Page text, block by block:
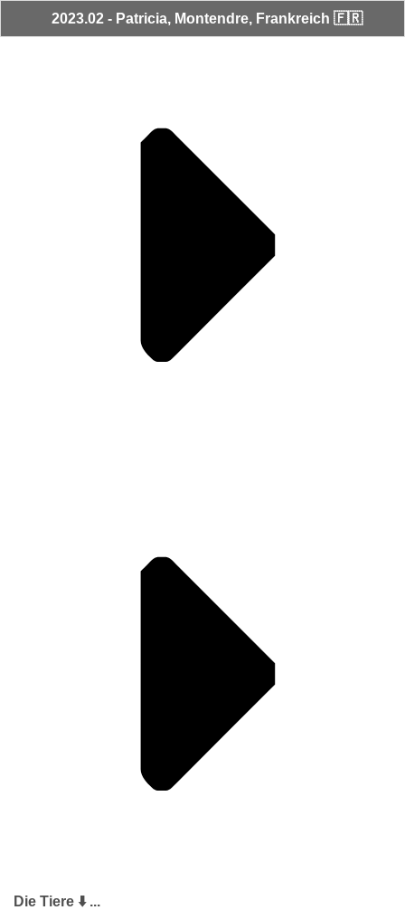
2023.02 - Patricia, Montendre, Frankreich 🇫🇷
Die Tiere ⬇️...